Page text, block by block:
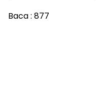
Baca : 877